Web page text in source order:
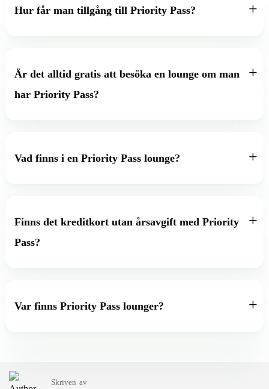
Hur får man tillgång till Priority Pass?
Är det alltid gratis att besöka en lounge om man
har Priority Pass?
Vad finns i en Priority Pass lounge?
Finns det kreditkort utan årsavgift med Priority
Pass?
Var finns Priority Pass lounger?
Skriven av